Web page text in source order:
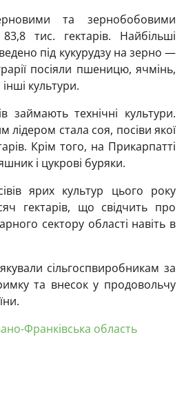
та зернобобовими
тис. гектарів. Найбільші
під кукурудзу на зерно —
посіяли пшеницю, ячмінь,
культури.
займають технічні культури.
стала соя, посіви якої
Крім того, на Прикарпатті
і цукрові буряки.
ярих культур цього року
гектарів, що свідчить про
сектору області навіть в
сільгоспвиробникам за
та внесок у продовольчу
Франківська область